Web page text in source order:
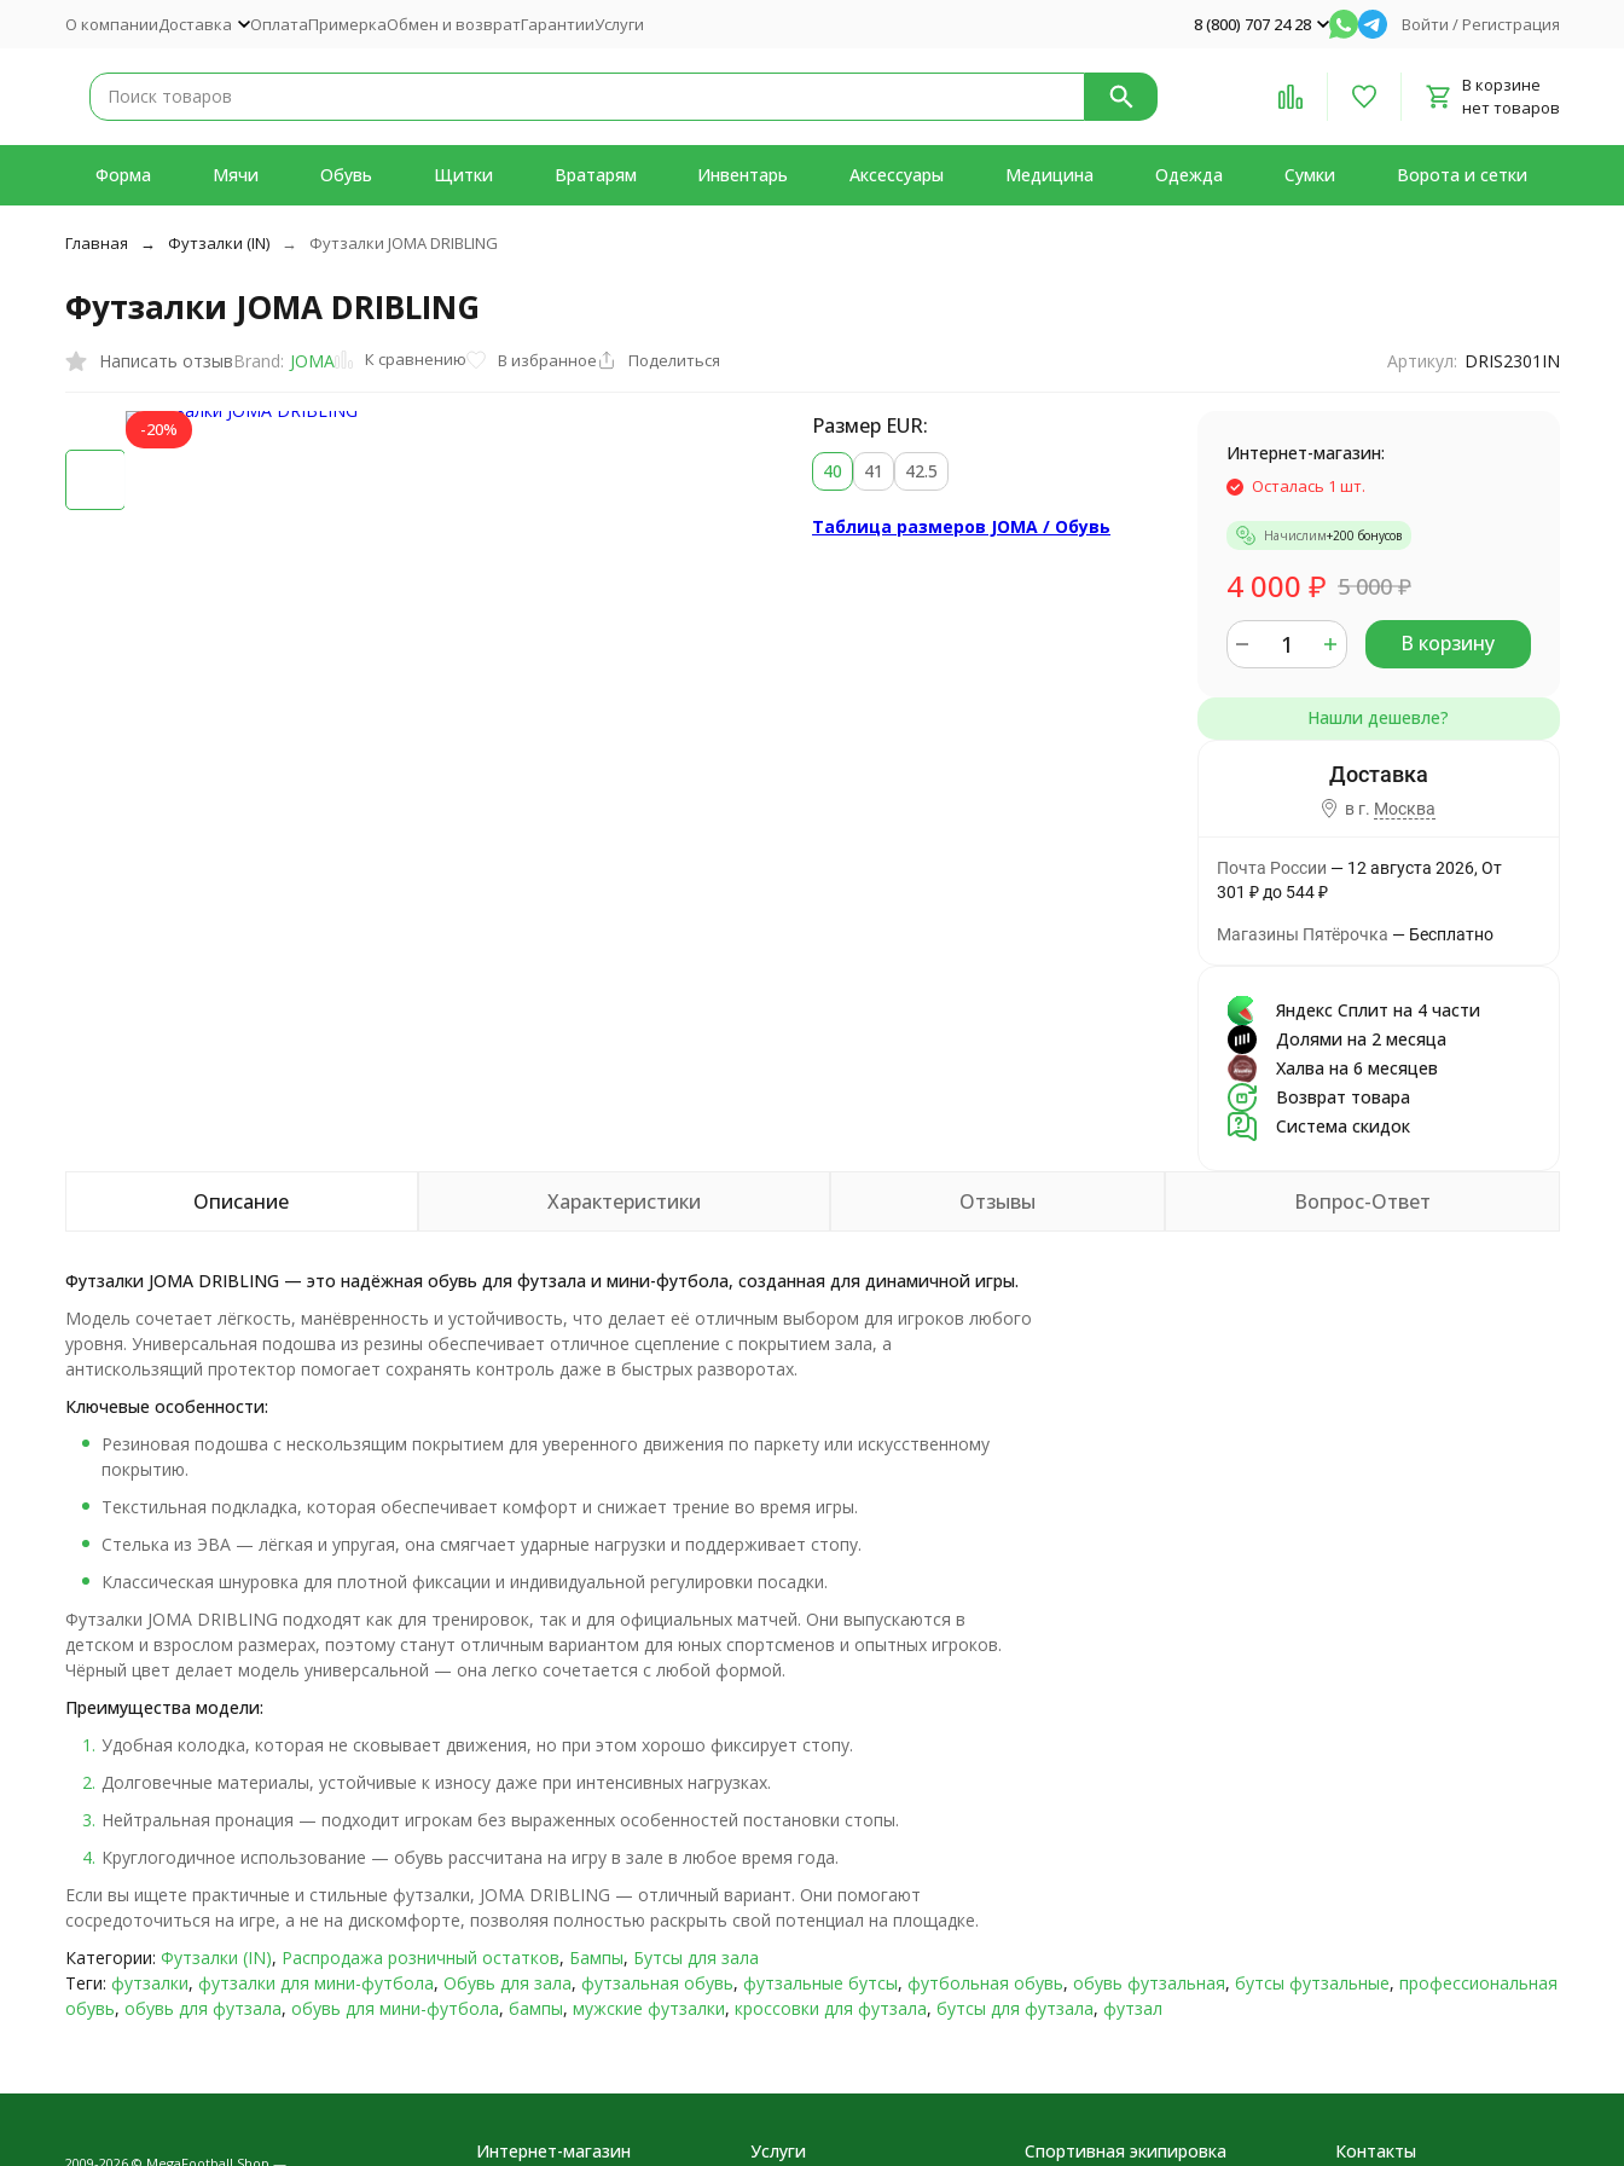
О компанииДоставка ОплатаПримеркаОбмен и возвратГарантииУслуги 8 (800) 707 24 28 Войти / Регистрация
В корзине
нет товаров
Форма Мячи Обувь Щитки Вратарям Инвентарь Аксессуары Медицина Одежда Сумки Ворота и сетки
Главная Футзалки (IN) Футзалки JOMA DRIBLING
Футзалки JOMA DRIBLING
Написать отзывBrand: JOMA К сравнению В избранное Поделиться Артикул: DRIS2301IN
-20% Размер EUR:
40 41 42.5
Таблица размеров JOMA / Обувь
Интернет-магазин:
Осталась 1 шт.
Начислим+200 бонусов
4 000 ₽ 5 000₽
В корзину
в г. Москва
Почта России 12 августа 2026 От
301 ₽ до 544₽
Магазины Пятёрочка Бесплатно
Яндекс Сплит на 4 части
Долями на 2 месяца
Халва на 6 месяцев
Возврат товара
Система скидок
Описание Характеристики Отзывы Вопрос-Ответ
Футзалки JOMA DRIBLING — это надёжная обувь для футзала и мини-футбола, созданная для динамичной игры.
Модель сочетает лёгкость, манёвренность и устойчивость, что делает её отличным выбором для игроков любого
уровня. Универсальная подошва из резины обеспечивает отличное сцепление с покрытием зала, а
антискользящий протектор помогает сохранять контроль даже в быстрых разворотах.
Ключевые особенности:
Резиновая подошва с нескользящим покрытием для уверенного движения по паркету или искусственному
покрытию.
Текстильная подкладка, которая обеспечивает комфорт и снижает трение во время игры.
Стелька из ЭВА — лёгкая и упругая, она смягчает ударные нагрузки и поддерживает стопу.
Классическая шнуровка для плотной фиксации и индивидуальной регулировки посадки.
Футзалки JOMA DRIBLING подходят как для тренировок, так и для официальных матчей. Они выпускаются в
детском и взрослом размерах, поэтому станут отличным вариантом для юных спортсменов и опытных игроков.
Чёрный цвет делает модель универсальной — она легко сочетается с любой формой.
Преимущества модели:
Удобная колодка, которая не сковывает движения, но при этом хорошо фиксирует стопу.
Долговечные материалы, устойчивые к износу даже при интенсивных нагрузках.
Нейтральная пронация — подходит игрокам без выраженных особенностей постановки стопы.
Круглогодичное использование — обувь рассчитана на игру в зале в любое время года.
Если вы ищете практичные и стильные футзалки, JOMA DRIBLING — отличный вариант. Они помогают
сосредоточиться на игре, а не на дискомфорте, позволяя полностью раскрыть свой потенциал на площадке.
Категории: Футзалки (IN), Распродажа розничный остатков, Бампы, Бутсы для зала
Теги: футзалки, футзалки для мини-футбола, Обувь для зала, футзальная обувь, футзальные бутсы, футбольная обувь, обувь футзальная, бутсы футзальные, профессиональная
обувь, обувь для футзала, обувь для мини-футбола, бампы, мужские футзалки, кроссовки для футзала, бутсы для футзала, футзал
Интернет-магазин Услуги Спортивная экипировка Контакты